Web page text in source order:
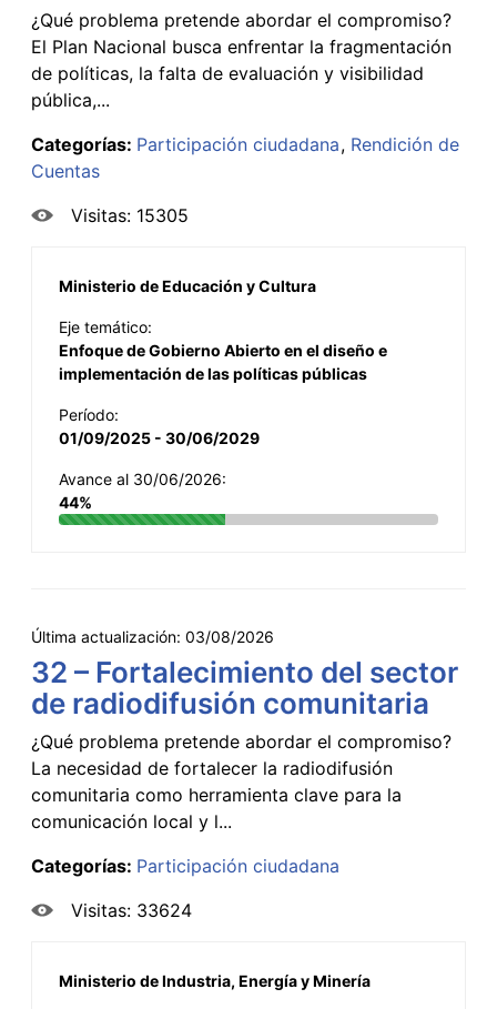
¿Qué problema pretende abordar el compromiso?
El Plan Nacional busca enfrentar la fragmentación
de políticas, la falta de evaluación y visibilidad
pública,...
Categorías: Participación ciudadana Rendición de
Cuentas
Visitas: 15305
Ministerio de Educación y Cultura
Eje temático:
Enfoque de Gobierno Abierto en el diseño e
implementación de las políticas públicas
Período:
01/09/2025 - 30/06/2029
Avance al 30/06/2026:
44%
Última actualización: 03/08/2026
32 – Fortalecimiento del sector
de radiodifusión comunitaria
¿Qué problema pretende abordar el compromiso?
La necesidad de fortalecer la radiodifusión
comunitaria como herramienta clave para la
comunicación local y l...
Categorías: Participación ciudadana
Visitas: 33624
Ministerio de Industria, Energía y Minería